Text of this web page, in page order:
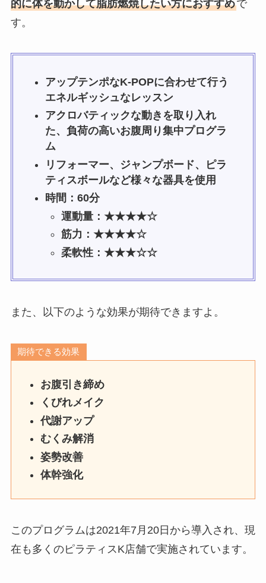
的に体を動かして脂肪燃焼したい方におすすめで
す。
アップテンポなK-POPに合わせて行う
エネルギッシュなレッスン
アクロバティックな動きを取り入れ
た、負荷の高いお腹周り集中プログラ
ム
リフォーマー、ジャンプボード、ピラ
ティスボールなど様々な器具を使用
時間：60分
運動量：★★★★☆
筋力：★★★★☆
柔軟性：★★★☆☆
また、以下のような効果が期待できますよ。
期待できる効果
お腹引き締め
くびれメイク
代謝アップ
むくみ解消
姿勢改善
体幹強化
このプログラムは2021年7月20日から導入され、現
在も多くのピラティスK店舗で実施されています。